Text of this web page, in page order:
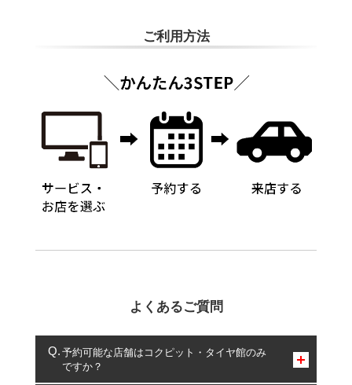
ご利用方法
よくあるご質問
予約可能な店舗はコクピット・タイヤ館のみ
ですか？